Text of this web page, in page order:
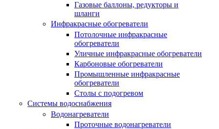
Газовые баллоны, редукторы и
шланги
Инфракрасные обогреватели
Потолочные инфракрасные
обогреватели
Уличные инфракрасные обогреватели
Карбоновые обогреватели
Промышленные инфракрасные
обогреватели
Столы с подогревом
Системы водоснабжения
Водонагреватели
Проточные водонагреватели